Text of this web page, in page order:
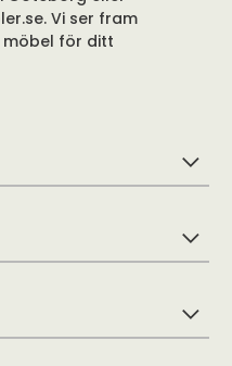
Vi ser fram
för ditt